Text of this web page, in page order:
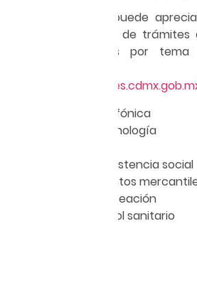
Actualmente se puede
beta un catálogo de trámites
línea organizados por
http://
Asesoría telefónica
Ciencia y tecnología
Asesoría y asistencia social
Establecimientos
Cultura y recreación
Salud y control sanitario